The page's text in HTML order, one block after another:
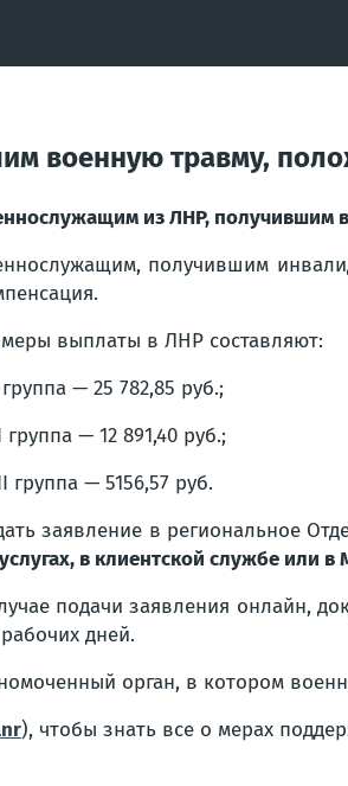
военную травму,
из ЛНР, получившим
получившим
выплаты в ЛНР составляют:
— 25 782,85 руб.;
— 12 891,40 руб.;
группа — 5156,57 руб.
заявление в региональное
в клиентской службе или
подачи заявления онлайн,
дней.
орган, в котором
), чтобы знать все о мерах